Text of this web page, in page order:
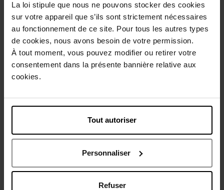
La loi stipule que nous ne pouvons stocker des cookies
sur votre appareil que s’ils sont strictement nécessaires
au fonctionnement de ce site. Pour tous les autres types
de cookies, nous avons besoin de votre permission.
À tout moment, vous pouvez modifier ou retirer votre
consentement dans la présente bannière relative aux
cookies.
Tout autoriser
Personnaliser
Refuser
Beschrijving
Gebruiksadvies